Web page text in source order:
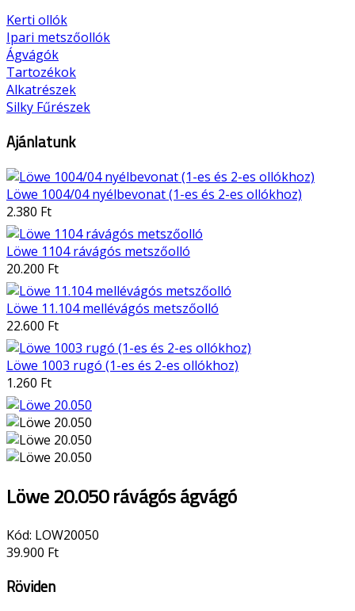
Kerti ollók
Ipari metszőollók
Ágvágók
Tartozékok
Alkatrészek
Silky Fűrészek
Ajánlatunk
Löwe 1004/04 nyélbevonat (1-es és 2-es ollókhoz)
2.380 Ft
Löwe 1104 rávágós metszőolló
20.200 Ft
Löwe 11.104 mellévágós metszőolló
22.600 Ft
Löwe 1003 rugó (1-es és 2-es ollókhoz)
1.260 Ft
Löwe 20.050 rávágós ágvágó
Kód: LOW20050
39.900 Ft
Röviden